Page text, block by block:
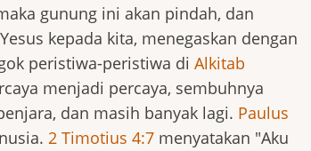
gunung ini akan pindah, dan
kepada kita, menegaskan dengan
peristiwa-peristiwa di Alkitab
menjadi percaya, sembuhnya
dan masih banyak lagi. Paulus
2 Timotius 4:7 menyatakan "Aku